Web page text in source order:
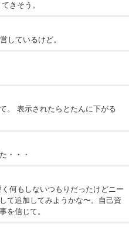
きそう。
しているけど。
。 表示されたらとたんに下がる
・・・
何もしないつもりだったけどニー
て追加してみようかな〜。自己資
を信じて。